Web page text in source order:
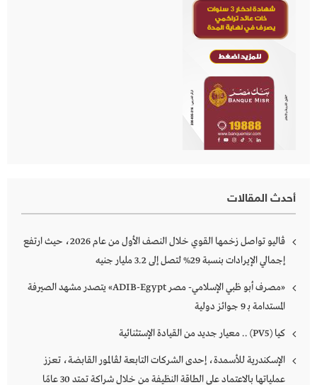
أحدث المقالات
ڤاليو تواصل زخمها القوي خلال النصف الأول من عام 2026، حيث ارتفع
إجمالي الإيرادات بنسبة 29% لتصل إلى 3.2 مليار جنيه
«مصرف أبو ظبي الإسلامي- مصر ADIB-Egypt» يتصدر مشهد الصيرفة
المستدامة بـ 9 جوائز دولية
كـــــيا (PV5) .. معيار جديد من القيادة الإستثنائية
الإسكندرية للأسمدة، إحدى الشركات التابعة لڤالمور القابضة، تعزز
عملياتها بالاعتماد على الطاقة النظيفة من خلال شراكة تمتد 30 عامًا